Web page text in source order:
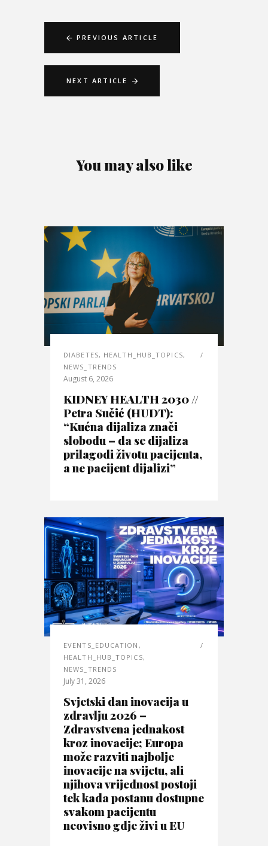
PREVIOUS ARTICLE
NEXT ARTICLE
You may also like
DIABETES, HEALTH_HUB_TOPICS,
NEWS_TRENDS
August 6, 2026
KIDNEY HEALTH 2030 //
Petra Sučić (HUDT):
“Kućna dijaliza znači
slobodu – da se dijaliza
prilagodi životu pacijenta,
a ne pacijent dijalizi”
EVENTS_EDUCATION ,
HEALTH_HUB_TOPICS,
NEWS_TRENDS
July 31, 2026
Svjetski dan inovacija u
zdravlju 2026 –
Zdravstvena jednakost
kroz inovacije; Europa
može razviti najbolje
inovacije na svijetu, ali
njihova vrijednost postoji
tek kada postanu dostupne
svakom pacijentu
neovisno gdje živi u EU